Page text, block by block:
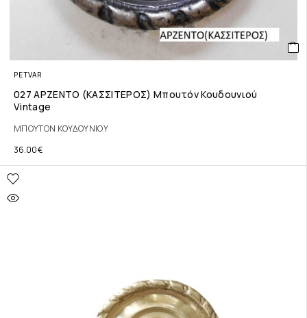
PETVAR
027 ΑΡΖΕΝΤΟ (ΚΑΣΣΙΤΕΡΟΣ) Μπουτόν Κουδουνιού
Vintage
ΜΠΟΥΤΟΝ ΚΟΥΔΟΥΝΙΟΥ
36.00€